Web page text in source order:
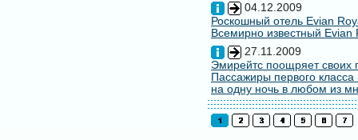
04.12.2009
Роскошный отель Evian
Всемирно известный
27.11.2009
Эмирейтс поощряет своих
Пассажиры первого
на одну ночь в любом из